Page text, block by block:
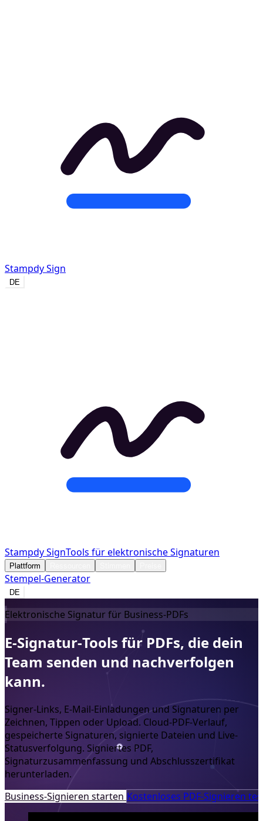
Stampdy Sign
DE
Stampdy SignTools für elektronische Signaturen
Plattform
Stempel-Generator
DE
Elektronische Signatur für Business‑PDFs
E‑Signatur‑Tools für PDFs, die dein
Team senden und nachverfolgen
kann.
Signer-Links, E-Mail-Einladungen und Signaturen per
Zeichnen, Tippen oder Upload. Cloud-PDF-Verlauf,
gespeicherte Signaturen, signierte Dateien und Live-
Statusverfolgung. Signiertes PDF,
Signaturzusammenfassung und Abschlusszertifikat
herunterladen.
Business-Signieren starten Kostenloses PDF‑Signieren